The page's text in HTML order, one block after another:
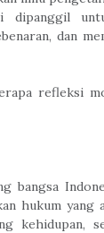
dipanggil
dan
refleksi
bangsa
hukum yang
kehidupan,